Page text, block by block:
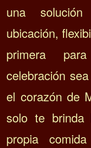
una
ubicación,
primera
celebración
el corazón de
solo te
propia